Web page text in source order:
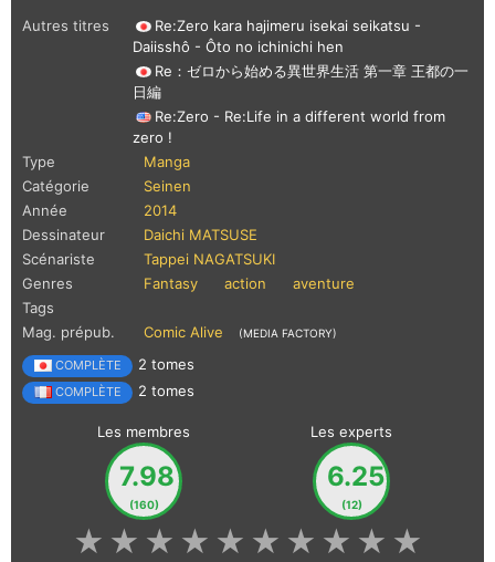
Autres titres
Re:Zero kara hajimeru isekai seikatsu -
Daiisshô - Ôto no ichinichi hen
Re：ゼロから始める異世界生活 第一章 王都の一
日編
Re:Zero - Re:Life in a different world from
zero !
Type
Manga
Catégorie
Seinen
Année
2014
Dessinateur
Daichi MATSUSE
Scénariste
Tappei NAGATSUKI
Genres
Fantasy action
aventure
Tags
Mag. prépub.
Comic Alive (MEDIA FACTORY)
COMPLÈTE 2 tomes
COMPLÈTE 2 tomes
Les membres
7.98
(160)
Les experts
6.25
(12)
★
★
★
★
★
★
★
★
★
★